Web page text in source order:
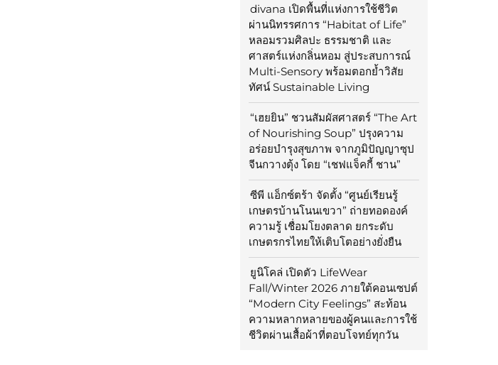
divana เปิดพื้นที่แห่งการใช้ชีวิต
ผ่านนิทรรศการ “Habitat of Life”
หลอมรวมศิลปะ ธรรมชาติ และ
ศาสตร์แห่งกลิ่นหอม สู่ประสบการณ์
Multi-Sensory พร้อมตอกย้ำวิสัย
ทัศน์ Sustainable Living
“เฮยยิน” ชวนสัมผัสศาสตร์ “The Art
of Nourishing Soup” ปรุงความ
อร่อยบำรุงสุขภาพ จากภูมิปัญญาซุป
จีนกวางตุ้ง โดย “เชฟแจ็คกี้ ชาน”
ซีพี แอ็กซ์ตร้า จัดตั้ง “ศูนย์เรียนรู้
เกษตรบ้านโนนเขวา” ถ่ายทอดองค์
ความรู้ เชื่อมโยงตลาด ยกระดับ
เกษตรกรไทยให้เติบโตอย่างยั่งยืน
ยูนิโคล่ เปิดตัว LifeWear
Fall/Winter 2026 ภายใต้คอนเซปต์
“Modern City Feelings” สะท้อน
ความหลากหลายของผู้คนและการใช้
ชีวิตผ่านเสื้อผ้าที่ตอบโจทย์ทุกวัน